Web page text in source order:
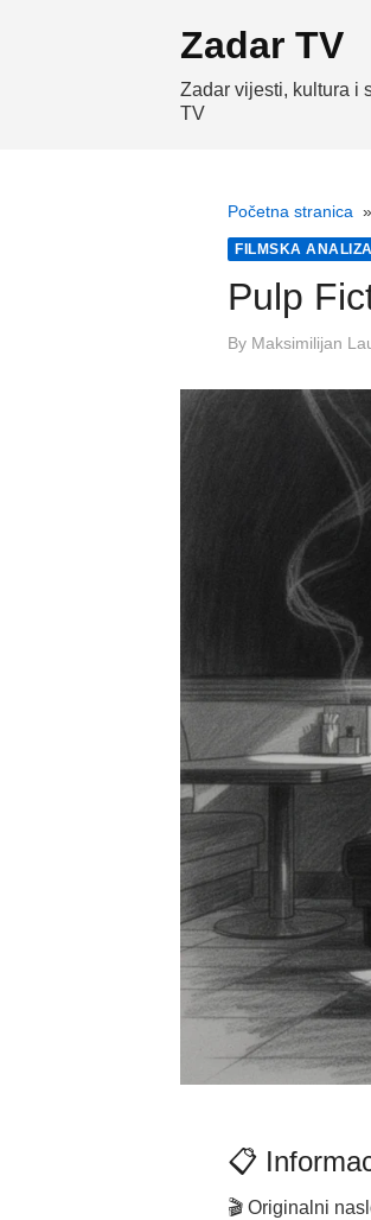
Zadar TV
Zadar vijesti, kultura i
TV
Početna stranica »
FILMSKA ANALIZA
Pulp
By Maksimilijan
📋
🎬 Originalni